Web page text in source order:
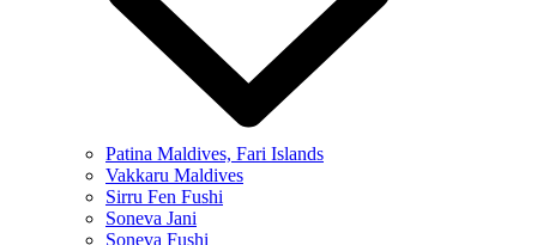
Patina Maldives, Fari Islands
Vakkaru Maldives
Sirru Fen Fushi
Soneva Jani
Soneva Fushi